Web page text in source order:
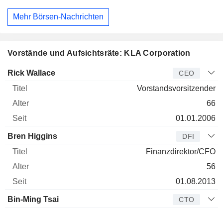
Mehr Börsen-Nachrichten
Vorstände und Aufsichtsräte: KLA Corporation
Manager Titel
Rick Wallace CEO
Vorstandsvorsitzender
66
01.01.2006
Bren Higgins DFI
Finanzdirektor/CFO
56
01.08.2013
Bin-Ming Tsai CTO